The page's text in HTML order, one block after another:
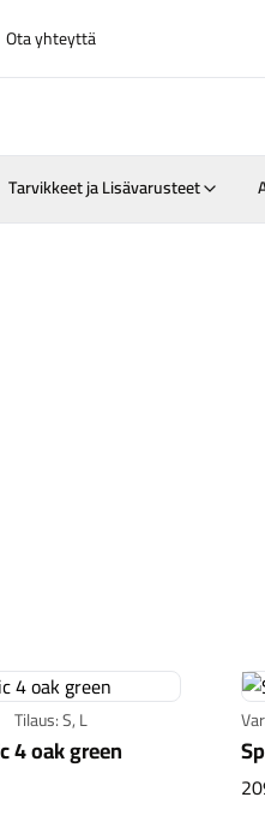
Ota yhteyttä
Suositut
Tarvikkeet ja Lisävarusteet
Tilaus: S, L
4 oak green
4 oak green